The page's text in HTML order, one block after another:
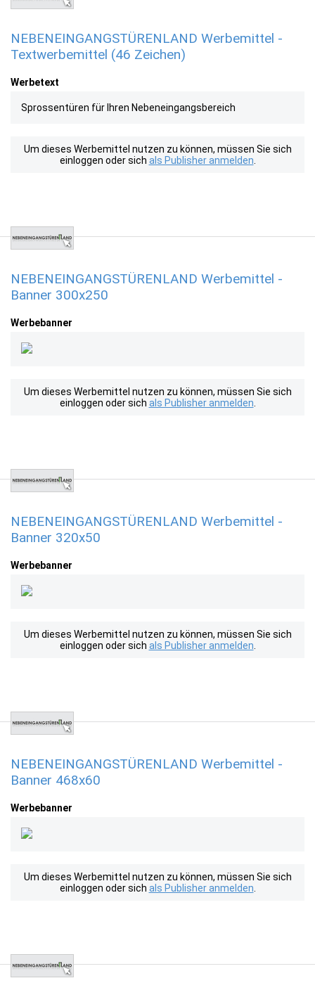
NEBENEINGANGSTÜRENLAND Werbemittel -
Textwerbemittel (46 Zeichen)
Werbetext
Sprossentüren für Ihren Nebeneingangsbereich
Um dieses Werbemittel nutzen zu können, müssen Sie sich
einloggen oder sich als Publisher anmelden
NEBENEINGANGSTÜRENLAND Werbemittel -
Banner 300x250
Werbebanner
Um dieses Werbemittel nutzen zu können, müssen Sie sich
einloggen oder sich als Publisher anmelden
NEBENEINGANGSTÜRENLAND Werbemittel -
Banner 320x50
Werbebanner
Um dieses Werbemittel nutzen zu können, müssen Sie sich
einloggen oder sich als Publisher anmelden
NEBENEINGANGSTÜRENLAND Werbemittel -
Banner 468x60
Werbebanner
Um dieses Werbemittel nutzen zu können, müssen Sie sich
einloggen oder sich als Publisher anmelden